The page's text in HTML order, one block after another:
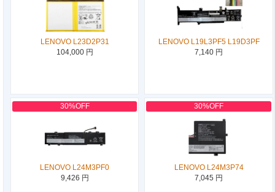
LENOVO L23D2P31
104,000 円
LENOVO L19L3PF5 L19D3PF
7,140 円
30%OFF
LENOVO L24M3PF0
9,426 円
30%OFF
LENOVO L24M3P74
7,045 円